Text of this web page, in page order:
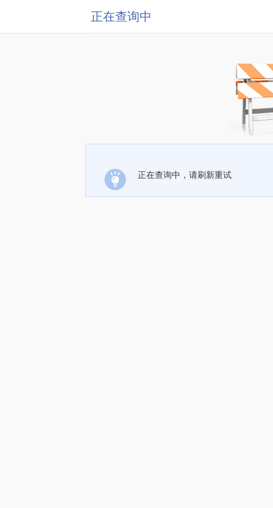
正在查询中
正在查询中，请刷新重试